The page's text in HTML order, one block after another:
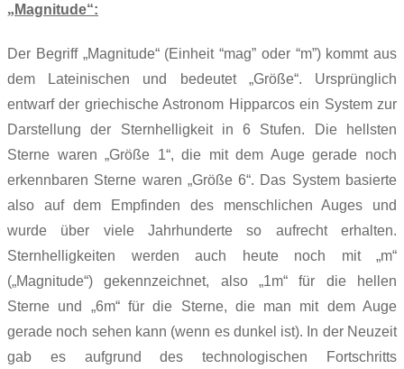
„ Magnitude“:
Der Begriff „Magnitude“ (Einheit “mag” oder “m”) kommt aus
dem Lateinischen und bedeutet „Größe“. Ursprünglich
entwarf der griechische Astronom Hipparcos ein System zur
Darstellung der Sternhelligkeit in 6 Stufen. Die hellsten
Sterne waren „Größe 1“, die mit dem Auge gerade noch
erkennbaren Sterne waren „Größe 6“. Das System basierte
also auf dem Empfinden des menschlichen Auges und
wurde über viele Jahrhunderte so aufrecht erhalten.
Sternhelligkeiten werden auch heute noch mit „m“
(„Magnitude“) gekennzeichnet, also „1m“ für die hellen
Sterne und „6m“ für die Sterne, die man mit dem Auge
gerade noch sehen kann (wenn es dunkel ist). In der Neuzeit
gab es aufgrund des technologischen Fortschritts